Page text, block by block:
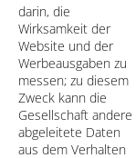
darin, die
Wirksamkeit der
Website und der
Werbeausgaben zu
messen; zu diesem
Zweck kann die
Gesellschaft andere
abgeleitete Daten
aus dem Verhalten